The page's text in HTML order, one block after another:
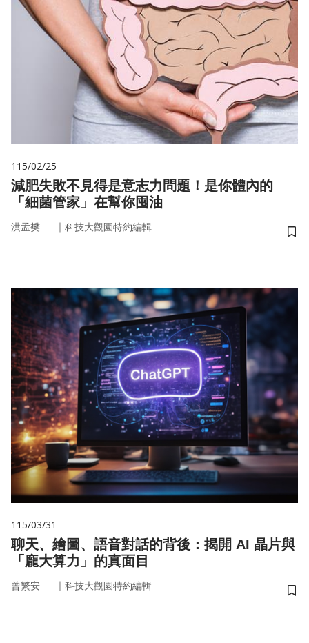
115/02/25
減肥失敗不見得是意志力問題！是你體內的
「細菌管家」在幫你囤油
洪孟樊 ｜ 科技大觀園特約編輯
儲
115/03/31
聊天、繪圖、語音對話的背後：揭開 AI 晶片與
「龐大算力」的真面目
曾繁安 ｜ 科技大觀園特約編輯
儲